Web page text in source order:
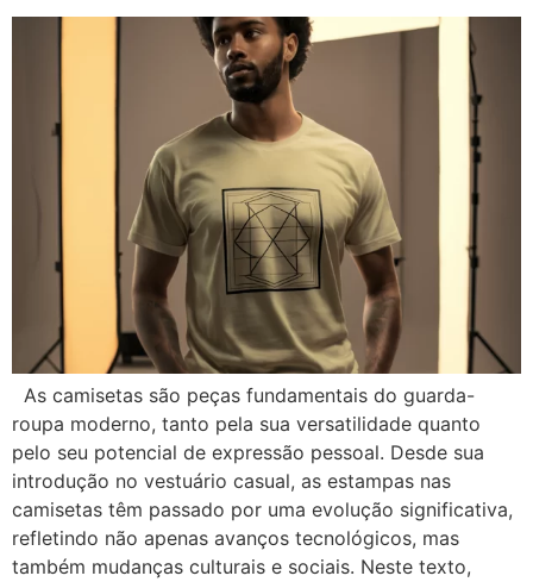
As camisetas são peças fundamentais do guarda-
roupa moderno, tanto pela sua versatilidade quanto
pelo seu potencial de expressão pessoal. Desde sua
introdução no vestuário casual, as estampas nas
camisetas têm passado por uma evolução significativa,
refletindo não apenas avanços tecnológicos, mas
também mudanças culturais e sociais. Neste texto,